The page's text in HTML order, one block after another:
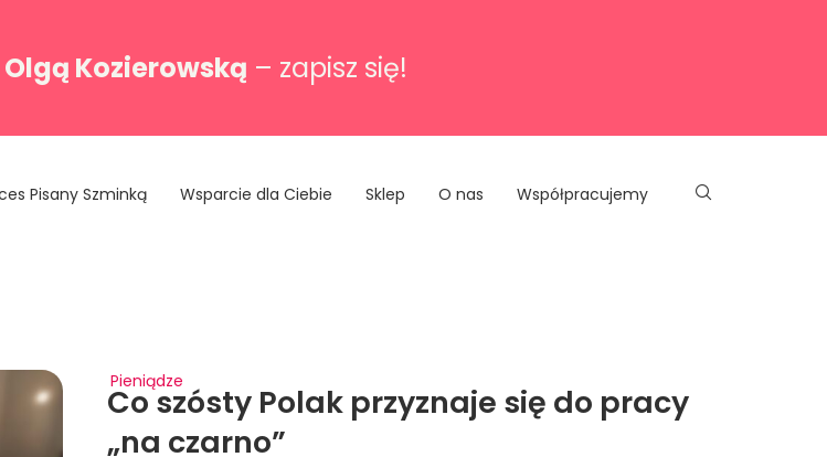
Kozierowską – zapisz się!
Pisany Szminką Wsparcie dla Ciebie Sklep O nas Współpracujemy
Pieniądze
Co szósty Polak przyznaje się do pracy
„na czarno”